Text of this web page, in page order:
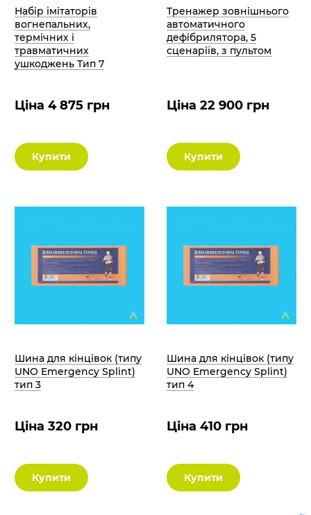
Набір імітаторів
вогнепальних,
термічних і
травматичних
ушкоджень Тип 7
Ціна 4 875 грн
Купити
Тренажер зовнішнього
автоматичного
дефібрилятора, 5
сценаріїв, з пультом
Ціна 22 900 грн
Купити
Шина для кінцівок (типу
UNO Emergency Splint)
тип 3
Ціна 320 грн
Купити
Шина для кінцівок (типу
UNO Emergency Splint)
тип 4
Ціна 410 грн
Купити